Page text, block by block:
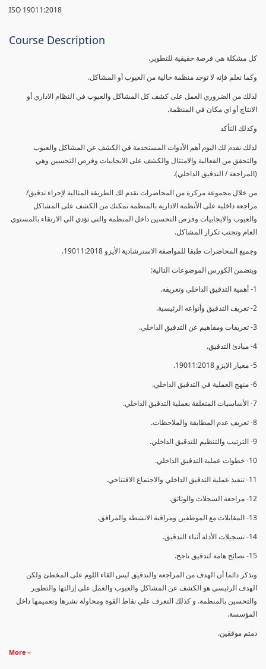
ISO 19011:2018
Course Description
كل مشكلة هي فرصة حقيقية للتطوير.
وكما نعلم فإنه لا توجد منظمة خالية من العيوب أو المشاكل.
لذلك من الضروري العمل على كشف كل المشاكل والعيوب في النظام الاداري أو
الانتاج أو اي مكان في المنظمة.
وكذلك التأكد
لذلك نقدم لك اليوم أهم الأدوات المستخدمة في الكشف عن المشاكل والعيوب
والتحقق من الفعالية والامتثال والكشف على الايجابيات وفرص التحسين وهي
(المراجعة / التدقيق الداخلي).
من خلال مجموعة مركزة من المحاضرات نقدم لك الطريقة المثالية لإجراء تدقيق/
مراجعة داخلية على الأنظمة الادارية بالمنظمة تمكنك من الكشف على المشاكل
والعيوب والايجابيات وفرص التحسين داخل المنظمة والتي تؤدي الي الارتقاء بالمستوي
العام وتجنب تكرار المشاكل.
وجميع المحاضرات طبقا للمواصفة الاسترشادية الأيزو 19011:2018.
ويتضمن الكورس الموضوعات التالية:
1- أهمية التدقيق الداخلي وتعريفه.
2- تعريف التدقيق وأنواعه الرئيسية.
3- تعريفات ومفاهيم عن التدقيق الداخلي.
4- مبادئ التدقيق.
5- معيار الايزو 19011:2018.
6- منهج العملية في التدقيق الداخلي.
7- الأساسيات المتعلقة بعملية التدقيق الداخلي.
8- تعريف عدم المطابقة والملاحظات.
9- الترتيب والتنظيم للتدقيق الداخلي.
10- خطوات عملية التدقيق الداخلي.
11- تنفيذ عملية التدقيق الداخلي والاجتماع الافتتاحي.
12- مراجعة السجلات والوثائق.
13- المقابلات مع الموظفين ومراقبة الانشطة والمرافق.
14- تسجيلات الأدلة أثناء التدقيق.
15- نصائح هامة لتدقيق ناجح.
وتذكر دائما أن الهدف من المراجعة والتدقيق ليس القاء اللوم على المخطئ ولكن
الهدف الرئيسي هو الكشف عن المشاكل والعيوب والعمل على إزالتها والتطوير
والتحسين بالمنظمة. و كذلك التعرف علي نقاط القوة ومحاولة نشرها وتعميمها داخل
المؤسسة.
دمتم موفقين.
More